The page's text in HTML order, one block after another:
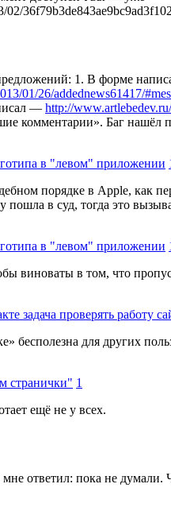
1. В форме
01/26/addednews61417/
— http://
комментарии». Баг нашёл
в "левом" приложении
порядке в Apple, как
пошла в суд, тогда это
в "левом" приложении
виноваты в том, что
задача проверять работу
для других
странички" 1
ещё не у всех.
ответил: пока не думали.